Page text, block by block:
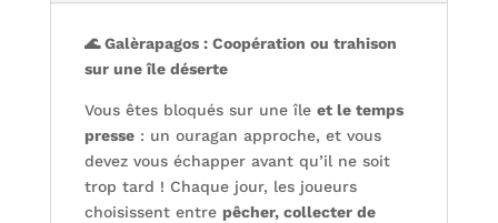
🌊 Galèrapagos : Coopération ou trahison
sur une île déserte
Vous êtes bloqués sur une île et le temps
presse: un ouragan approche, et vous
devez vous échapper avant qu’il ne soit
trop tard ! Chaque jour, les joueurs
choisissent entre pêcher, collecter de